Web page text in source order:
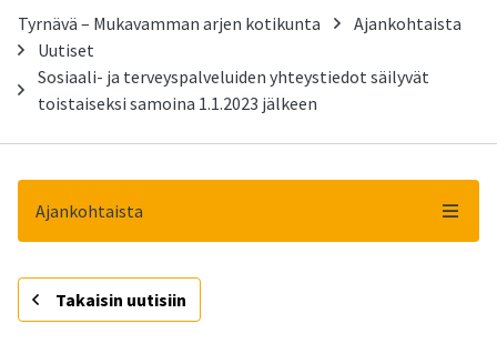
Tyrnävä – Mukavamman arjen kotikunta
Ajankohtaista
Uutiset
Sosiaali- ja terveyspalveluiden yhteystiedot säilyvät
toistaiseksi samoina 1.1.2023 jälkeen
Ajankohtaista
- Takaisin uutisiin